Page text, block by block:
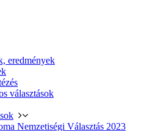
eredmények
választások
Nemzetiségi Választás 2023